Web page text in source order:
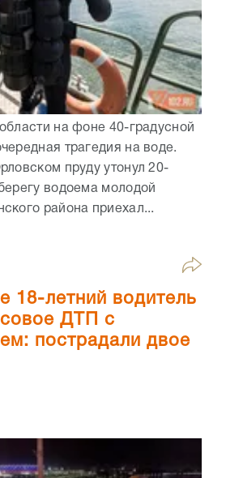
на фоне 40-градусной
трагедия на воде.
пруду утонул 20-
водоема молодой
района приехал...
18-летний водитель
ДТП с
пострадали двое